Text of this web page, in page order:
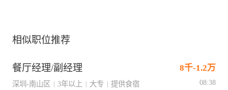
相似职位推荐
餐厅经理/副经理 8千-1.2万
深圳-南山区 3年以上 大专 提供食宿 08:38